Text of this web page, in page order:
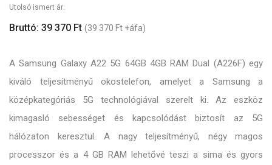
Utolsó ismert ár:
Bruttó: 39 370 Ft (39 370 Ft +áfa)
A Samsung Galaxy A22 5G 64GB 4GB RAM Dual (A226F) egy
kiváló teljesítményű okostelefon, amelyet a Samsung a
középkategóriás 5G technológiával szerelt ki. Az eszköz
kimagasló sebességet és kapcsolódást biztosít az 5G
hálózaton keresztül. A nagy teljesítményű, négy magos
processzor és a 4 GB RAM lehetővé teszi a sima és gyors